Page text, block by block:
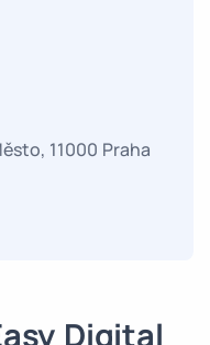
11000 Praha
Digital